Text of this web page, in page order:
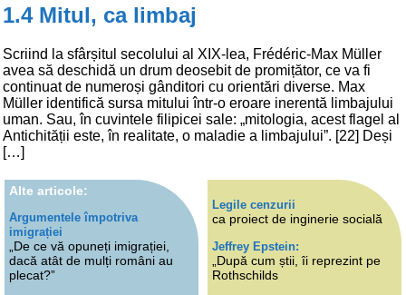
1.4 Mitul, ca limbaj
Scriind la sfârșitul secolului al XIX-lea, Frédéric-Max Müller
avea să deschidă un drum deosebit de promițător, ce va fi
continuat de numeroși gânditori cu orientări diverse. Max
Müller identifică sursa mitului într-o eroare inerentă limbajului
uman. Sau, în cuvintele filipicei sale: „mitologia, acest flagel al
Antichității este, în realitate, o maladie a limbajului”. [22] Deși
[…]
Alte articole:
Argumentele împotriva
imigrației
„De ce vă opuneți imigrației,
dacă atât de mulți români au
plecat?”
Legile cenzurii
ca proiect de inginerie socială
Jeffrey Epstein:
„După cum știi, îi reprezint pe
Rothschilds